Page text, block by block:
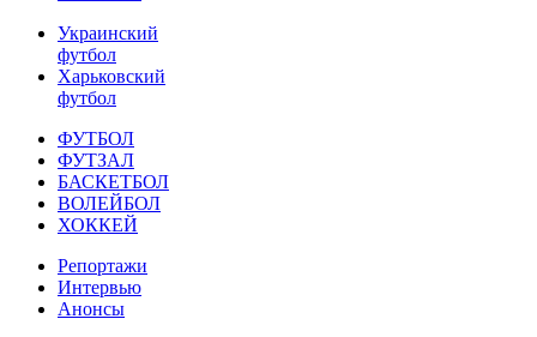
Украинский
футбол
Харьковский
футбол
ФУТБОЛ
ФУТЗАЛ
БАСКЕТБОЛ
ВОЛЕЙБОЛ
ХОККЕЙ
Репортажи
Интервью
Анонсы